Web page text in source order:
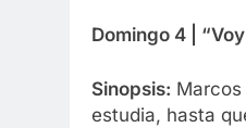
Domingo 4 |
Sinopsis:
estudia, hasta